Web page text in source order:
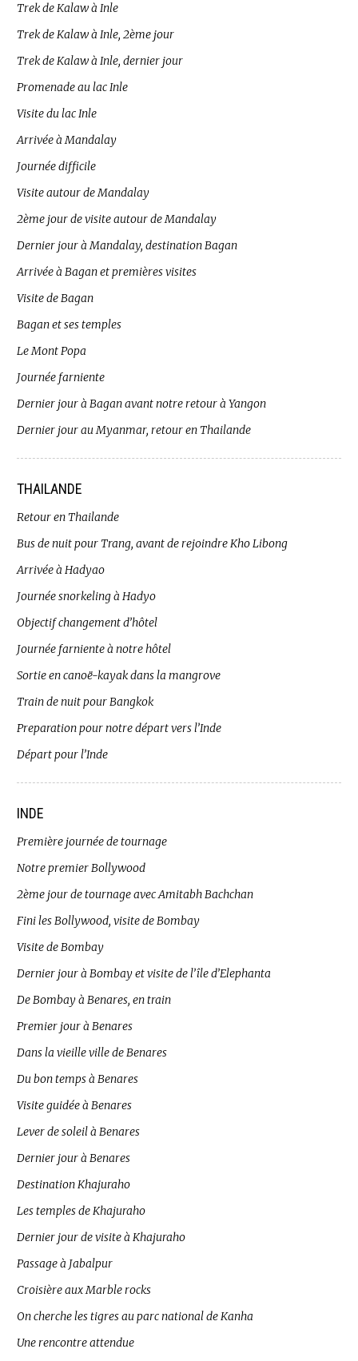
Trek de Kalaw à Inle
Trek de Kalaw à Inle, 2ème jour
Trek de Kalaw à Inle, dernier jour
Promenade au lac Inle
Visite du lac Inle
Arrivée à Mandalay
Journée difficile
Visite autour de Mandalay
2ème jour de visite autour de Mandalay
Dernier jour à Mandalay, destination Bagan
Arrivée à Bagan et premières visites
Visite de Bagan
Bagan et ses temples
Le Mont Popa
Journée farniente
Dernier jour à Bagan avant notre retour à Yangon
Dernier jour au Myanmar, retour en Thailande
THAILANDE
Retour en Thailande
Bus de nuit pour Trang, avant de rejoindre Kho Libong
Arrivée à Hadyao
Journée snorkeling à Hadyo
Objectif changement d’hôtel
Journée farniente à notre hôtel
Sortie en canoë-kayak dans la mangrove
Train de nuit pour Bangkok
Preparation pour notre départ vers l’Inde
Départ pour l’Inde
INDE
Première journée de tournage
Notre premier Bollywood
2ème jour de tournage avec Amitabh Bachchan
Fini les Bollywood, visite de Bombay
Visite de Bombay
Dernier jour à Bombay et visite de l’île d’Elephanta
De Bombay à Benares, en train
Premier jour à Benares
Dans la vieille ville de Benares
Du bon temps à Benares
Visite guidée à Benares
Lever de soleil à Benares
Dernier jour à Benares
Destination Khajuraho
Les temples de Khajuraho
Dernier jour de visite à Khajuraho
Passage à Jabalpur
Croisière aux Marble rocks
On cherche les tigres au parc national de Kanha
Une rencontre attendue